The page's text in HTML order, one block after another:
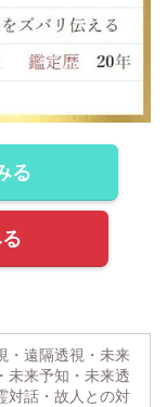
る
・遠隔透視・未来
未来予知・未来透
対話・故人との対